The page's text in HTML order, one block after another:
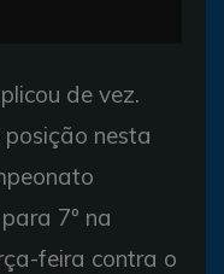
de vez.
nesta
7º na
feira contra o